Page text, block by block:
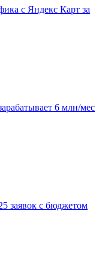
с Яндекс Карт за
6 млн/мес
заявок с бюджетом